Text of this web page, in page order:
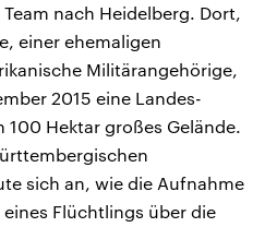
nach Heidelberg. Dort,
einer ehemaligen
Militärangehörige,
2015 eine Landes-
100 Hektar großes Gelände.
sich an, wie die Aufnahme
Flüchtlings über die